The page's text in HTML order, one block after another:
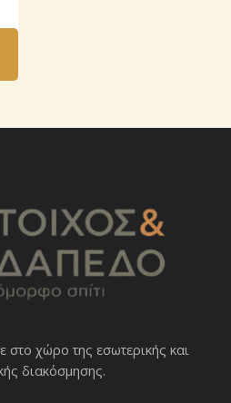
στο χώρο της εσωτερικής και
διακόσμησης.